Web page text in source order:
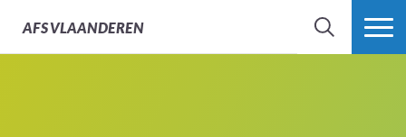
AFSVLAANDEREN
ZOEK MEER